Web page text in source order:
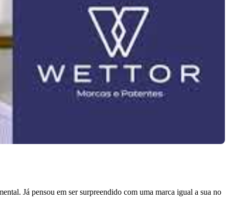
Já pensou em ser surpreendido com uma marca igual a sua no